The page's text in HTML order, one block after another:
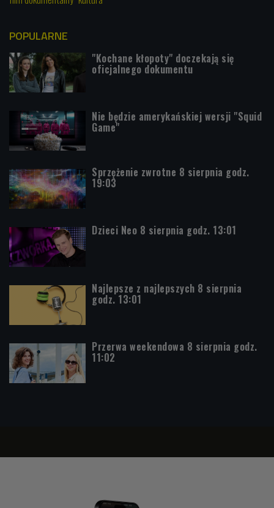
POPULARNE
"Kochane kłopoty" doczekają się
oficjalnego dokumentu
Nie będzie amerykańskiej wersji "Squid
Game"
Sprzężenie zwrotne 8 sierpnia godz.
19:03
Dzieci Neo 8 sierpnia godz. 13:01
Najlepsze z najlepszych 8 sierpnia
godz. 13:01
Przerwa weekendowa 8 sierpnia godz.
11:02